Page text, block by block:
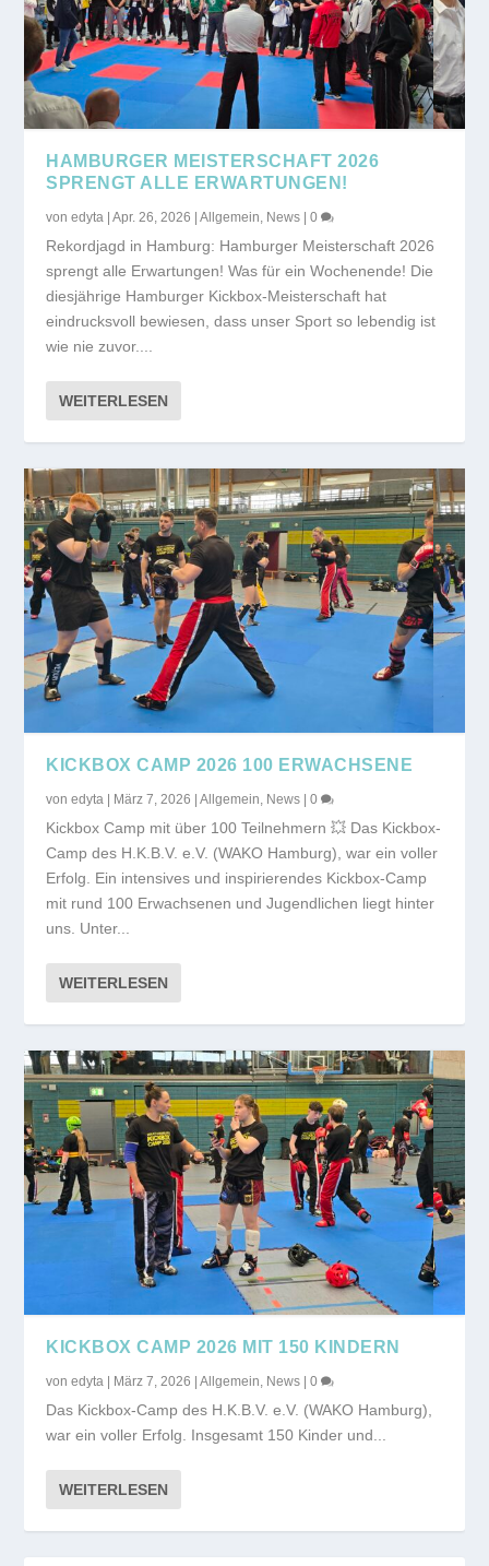
HAMBURGER MEISTERSCHAFT 2026
SPRENGT ALLE ERWARTUNGEN!
vonedyta |Apr. 26, 2026 |Allgemein, News |0
Rekordjagd in Hamburg: Hamburger Meisterschaft 2026
sprengt alle Erwartungen! Was für ein Wochenende! Die
diesjährige Hamburger Kickbox-Meisterschaft hat
eindrucksvoll bewiesen, dass unser Sport so lebendig ist
wie nie zuvor....
WEITERLESEN
KICKBOX CAMP 2026 100 ERWACHSENE
vonedyta März 7, 2026 |Allgemein, News |0
Kickbox Camp mit über 100 Teilnehmern 💥 Das Kickbox-
Camp des H.K.B.V. e.V. (WAKO Hamburg), war ein voller
Erfolg. Ein intensives und inspirierendes Kickbox-Camp
mit rund 100 Erwachsenen und Jugendlichen liegt hinter
uns. Unter...
WEITERLESEN
KICKBOX CAMP 2026 MIT 150 KINDERN
vonedyta | März 7, 2026 |Allgemein, News |0
Das Kickbox-Camp des H.K.B.V. e.V. (WAKO Hamburg),
war ein voller Erfolg. Insgesamt 150 Kinder und...
WEITERLESEN